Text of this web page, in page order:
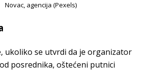
Novac, agencija (Pexels)
ukoliko se utvrdi da je organizator
od posrednika, oštećeni putnici